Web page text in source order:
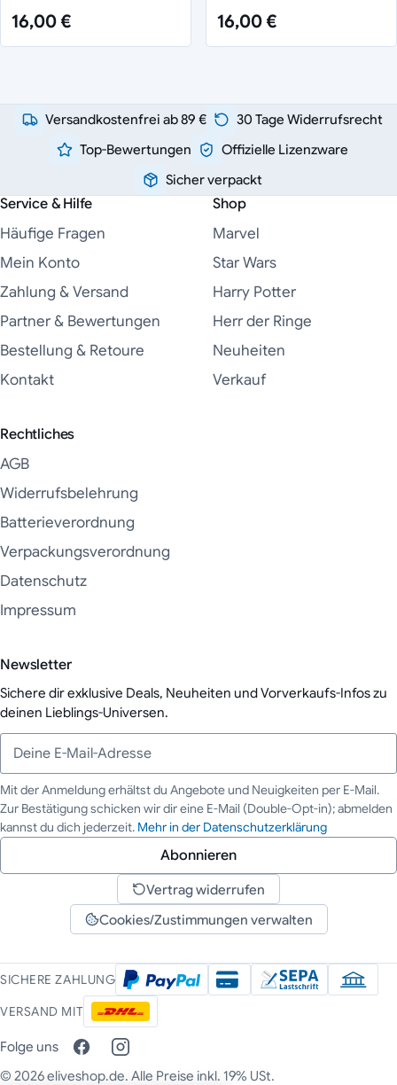
16,00 € 16,00 €
Versandkostenfrei ab 89 €
30 Tage Widerrufsrecht
Top-Bewertungen
Offizielle Lizenzware
Sicher verpackt
Service & Hilfe
Häufige Fragen
Mein Konto
Zahlung & Versand
Partner & Bewertungen
Bestellung & Retoure
Kontakt
Shop
Marvel
Star Wars
Harry Potter
Herr der Ringe
Neuheiten
Verkauf
Rechtliches
AGB
Widerrufsbelehrung
Batterieverordnung
Verpackungsverordnung
Datenschutz
Impressum
Newsletter
Sichere dir exklusive Deals, Neuheiten und Vorverkaufs-Infos zu
deinen Lieblings-Universen.
Deine E-Mail-Adresse
Mit der Anmeldung erhältst du Angebote und Neuigkeiten per E-Mail.
Zur Bestätigung schicken wir dir eine E-Mail (Double-Opt-in); abmelden
kannst du dich jederzeit. Mehr in der Datenschutzerklärung
Abonnieren
Vertrag widerrufen
Cookies/Zustimmungen verwalten
SICHERE ZAHLUNG
VERSAND MIT
Folge uns
© 2026 eliveshop.de. Alle Preise inkl. 19% USt.